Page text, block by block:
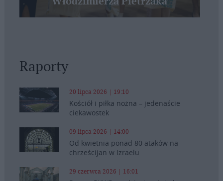
Raporty
20 lipca 2026 | 19:10
Kościół i piłka nożna – jedenaście
ciekawostek
09 lipca 2026 | 14:00
Od kwietnia ponad 80 ataków na
chrześcijan w Izraelu
29 czerwca 2026 | 16:01